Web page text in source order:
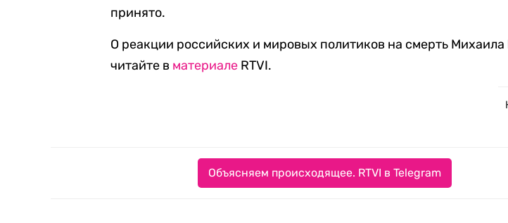
принято.
О реакции российских и мировых политиков на смерть Михаила
читайте в материале RTVI.
Объясняем происходящее. RTVI в Telegram